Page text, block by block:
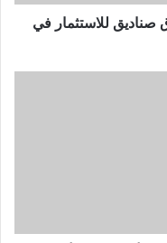
صناديق للاستثمار في